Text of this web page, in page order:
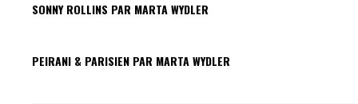
SONNY ROLLINS PAR MARTA WYDLER
PEIRANI & PARISIEN PAR MARTA WYDLER